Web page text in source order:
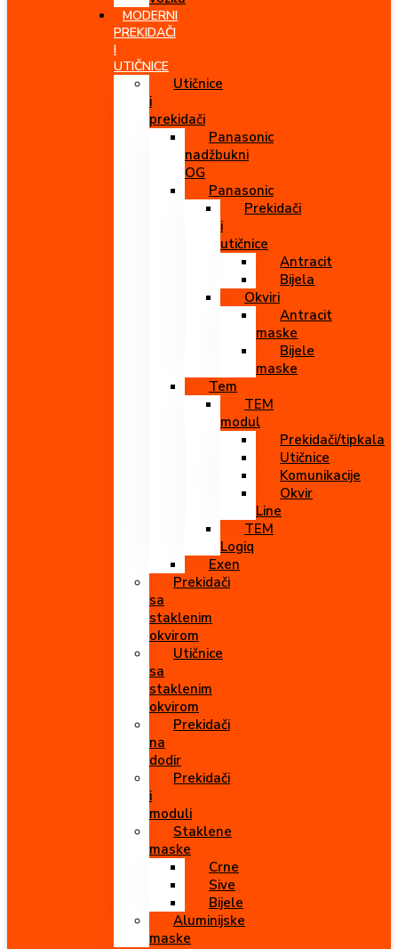
MODERNI
PREKIDAČI
I
UTIČNICE
Utičnice
i
prekidači
Panasonic
nadžbukni
OG
Panasonic
Prekidači
i
utičnice
Antracit
Bijela
Okviri
Antracit
maske
Bijele
maske
Tem
TEM
modul
Prekidači/tipkala
Utičnice
Komunikacije
Okvir
Line
TEM
Logiq
Exen
Prekidači
sa
staklenim
okvirom
Utičnice
sa
staklenim
okvirom
Prekidači
na
dodir
Prekidači
i
moduli
Staklene
maske
Crne
Sive
Bijele
Aluminijske
maske